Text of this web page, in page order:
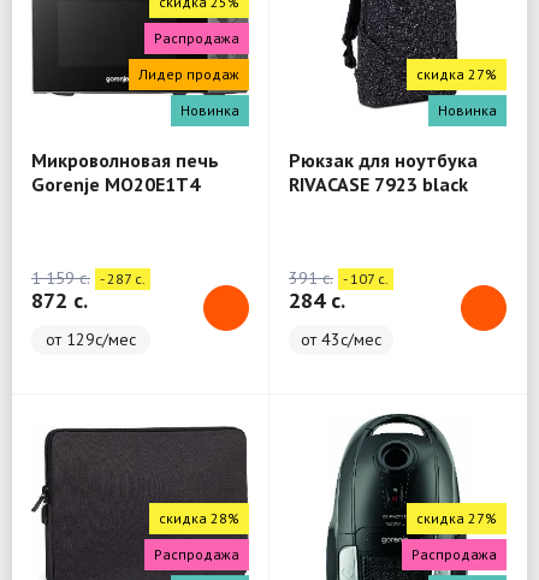
Распродажа
Лидер продаж
Новинка
Микроволновая печь
Gorenje MO20E1T4
1 159 c. - 287 c.
872 c.
от 129с/мес
скидка 27%
Новинка
Рюкзак для ноутбука
RIVACASE 7923 black
391 c. - 107 c.
284 c.
от 43с/мес
скидка 28%
Распродажа
скидка 27%
Распродажа